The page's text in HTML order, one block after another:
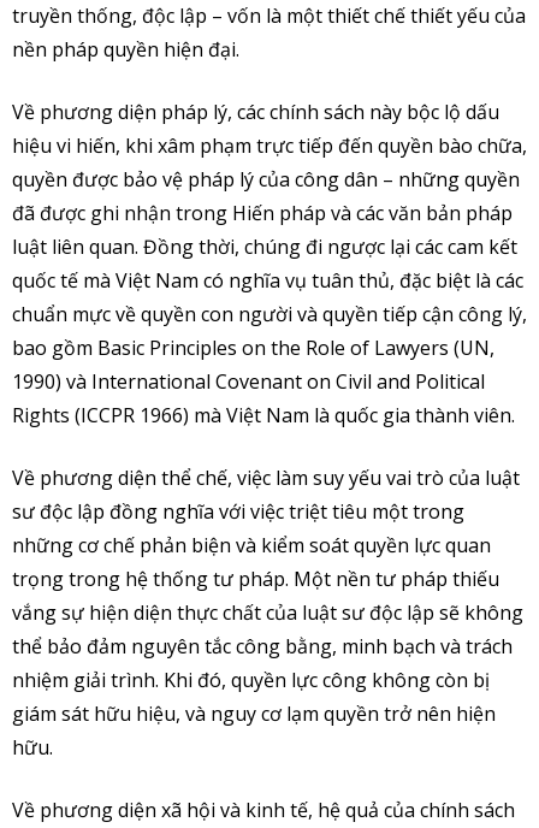
truyền thống, độc lập – vốn là một thiết chế thiết yếu của
nền pháp quyền hiện đại.
Về phương diện pháp lý, các chính sách này bộc lộ dấu
hiệu vi hiến, khi xâm phạm trực tiếp đến quyền bào chữa,
quyền được bảo vệ pháp lý của công dân – những quyền
đã được ghi nhận trong Hiến pháp và các văn bản pháp
luật liên quan. Đồng thời, chúng đi ngược lại các cam kết
quốc tế mà Việt Nam có nghĩa vụ tuân thủ, đặc biệt là các
chuẩn mực về quyền con người và quyền tiếp cận công lý,
bao gồm Basic Principles on the Role of Lawyers (UN,
1990) và International Covenant on Civil and Political
Rights (ICCPR 1966) mà Việt Nam là quốc gia thành viên.
Về phương diện thể chế, việc làm suy yếu vai trò của luật
sư độc lập đồng nghĩa với việc triệt tiêu một trong
những cơ chế phản biện và kiểm soát quyền lực quan
trọng trong hệ thống tư pháp. Một nền tư pháp thiếu
vắng sự hiện diện thực chất của luật sư độc lập sẽ không
thể bảo đảm nguyên tắc công bằng, minh bạch và trách
nhiệm giải trình. Khi đó, quyền lực công không còn bị
giám sát hữu hiệu, và nguy cơ lạm quyền trở nên hiện
hữu.
Về phương diện xã hội và kinh tế, hệ quả của chính sách